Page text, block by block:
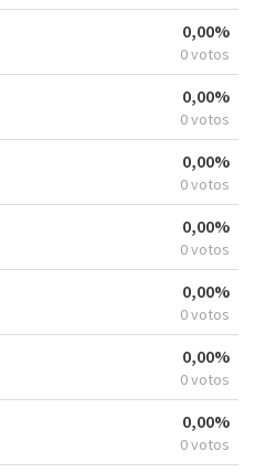
0,00%
0 votos
0,00%
0 votos
0,00%
0 votos
0,00%
0 votos
0,00%
0 votos
0,00%
0 votos
0,00%
0 votos